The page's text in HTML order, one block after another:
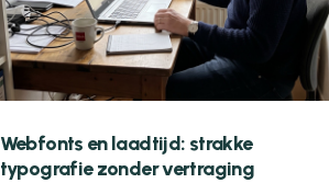
Webfonts en laadtijd: strakke
typografie zonder vertraging